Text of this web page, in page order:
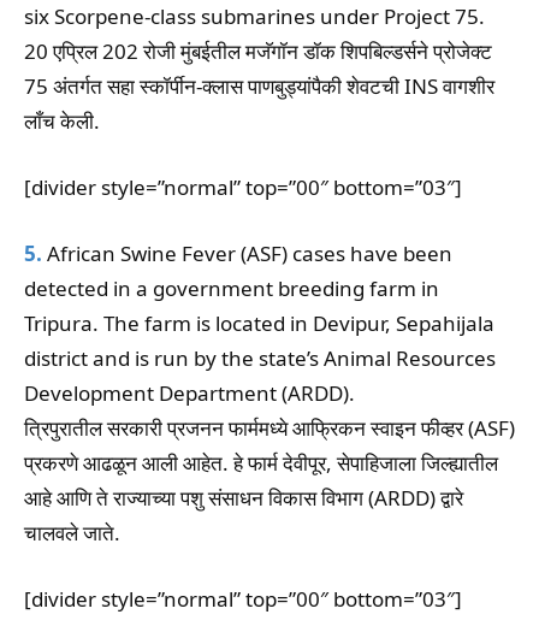
six Scorpene-class submarines under Project 75.
20 एप्रिल 202 रोजी मुंबईतील मजॅगॉन डॉक शिपबिल्डर्सने प्रोजेक्ट
75 अंतर्गत सहा स्कॉर्पीन-क्लास पाणबुड्यांपैकी शेवटची INS वागशीर
लाँच केली.
[divider style=”normal” top=”00″ bottom=”03″]
5. African Swine Fever (ASF) cases have been
detected in a government breeding farm in
Tripura. The farm is located in Devipur, Sepahijala
district and is run by the state’s Animal Resources
Development Department (ARDD).
त्रिपुरातील सरकारी प्रजनन फार्ममध्ये आफ्रिकन स्वाइन फीव्हर (ASF)
प्रकरणे आढळून आली आहेत. हे फार्म देवीपूर, सेपाहिजाला जिल्ह्यातील
आहे आणि ते राज्याच्या पशु संसाधन विकास विभाग (ARDD) द्वारे
चालवले जाते.
[divider style=”normal” top=”00″ bottom=”03″]